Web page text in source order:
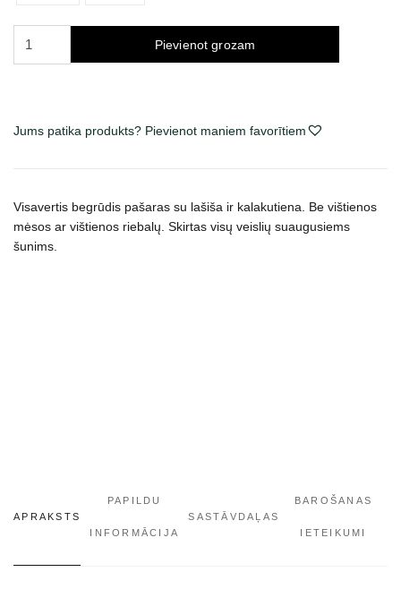
Turkey
šunims
daudzums
Pievienot grozam
Jums patika produkts? Pievienot maniem favorītiem
Visavertis begrūdis pašaras su lašiša ir kalakutiena. Be vištienos
mėsos ar vištienos riebalų. Skirtas visų veislių suaugusiems
šunims.
APRAKSTS
PAPILDU
INFORMĀCIJA
SASTĀVDAĻAS
BAROŠANAS
IETEIKUMI